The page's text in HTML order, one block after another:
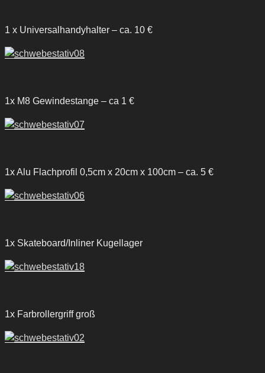
1 x Universalhandyhalter – ca. 10 €
1x M8 Gewindestange – ca 1 €
1x Alu Flachprofil 0,5cm x 20cm x 100cm – ca. 5 €
1x Skateboard/Inliner Kugellager
1x Farbrollergriff groß